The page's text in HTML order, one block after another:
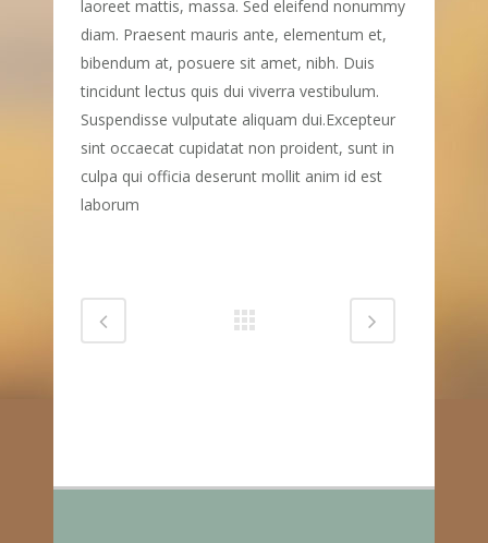
laoreet mattis, massa. Sed eleifend nonummy
diam. Praesent mauris ante, elementum et,
bibendum at, posuere sit amet, nibh. Duis
tincidunt lectus quis dui viverra vestibulum.
Suspendisse vulputate aliquam dui.Excepteur
sint occaecat cupidatat non proident, sunt in
culpa qui officia deserunt mollit anim id est
laborum